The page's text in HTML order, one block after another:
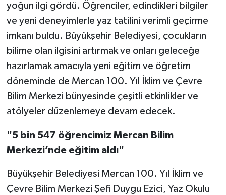
yoğun ilgi gördü. Öğrenciler, edindikleri bilgiler
ve yeni deneyimlerle yaz tatilini verimli geçirme
imkanı buldu. Büyükşehir Belediyesi, çocukların
bilime olan ilgisini artırmak ve onları geleceğe
hazırlamak amacıyla yeni eğitim ve öğretim
döneminde de Mercan 100. Yıl İklim ve Çevre
Bilim Merkezi bünyesinde çeşitli etkinlikler ve
atölyeler düzenlemeye devam edecek.
"5 bin 547 öğrencimiz Mercan Bilim
Merkezi’nde eğitim aldı"
Büyükşehir Belediyesi Mercan 100. Yıl İklim ve
Çevre Bilim Merkezi Şefi Duygu Ezici, Yaz Okulu